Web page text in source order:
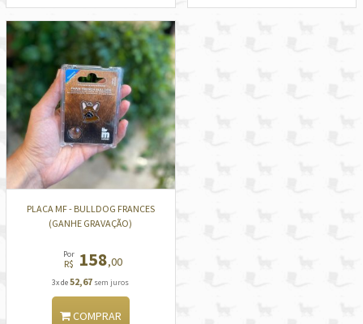
PLACA MF - BULLDOG FRANCES
(GANHE GRAVAÇÃO)
Por
R$ 158,00
3x de52,67 sem juros
COMPRAR